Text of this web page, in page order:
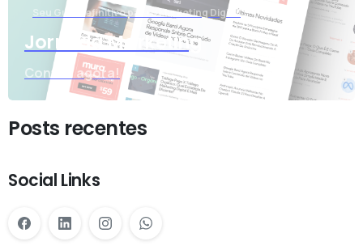
Seu Guia Definitivo para o Marketing Digital
Jornada Marketing
Confira agora!
Posts recentes
Social Links